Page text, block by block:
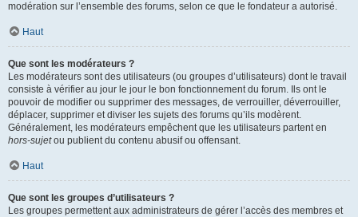
modération sur l’ensemble des forums, selon ce que le fondateur a autorisé.
Haut
Que sont les modérateurs ?
Les modérateurs sont des utilisateurs (ou groupes d’utilisateurs) dont le travail
consiste à vérifier au jour le jour le bon fonctionnement du forum. Ils ont le
pouvoir de modifier ou supprimer des messages, de verrouiller, déverrouiller,
déplacer, supprimer et diviser les sujets des forums qu’ils modèrent.
Généralement, les modérateurs empêchent que les utilisateurs partent en
hors-sujetou publient du contenu abusif ou offensant.
Haut
Que sont les groupes d’utilisateurs ?
Les groupes permettent aux administrateurs de gérer l’accès des membres et